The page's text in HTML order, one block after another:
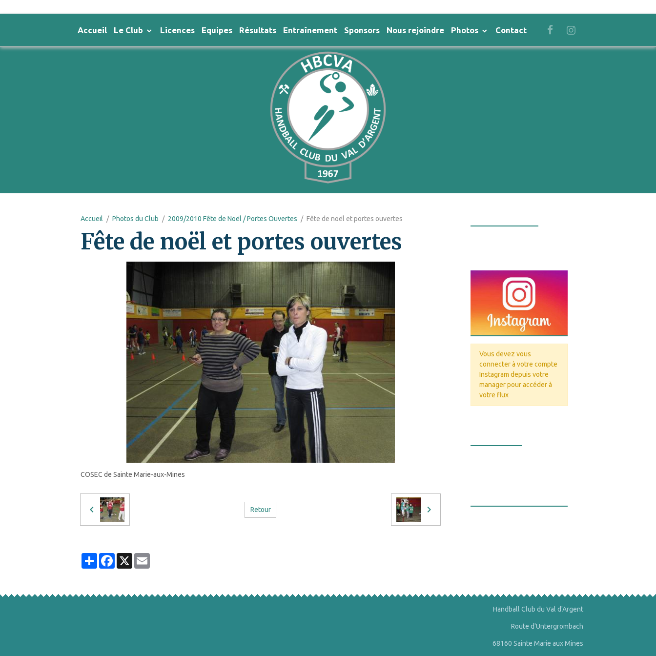
Accueil Le Club Licences Equipes Résultats Entraînement Sponsors Nous rejoindre Photos Contact
Accueil Photos du Club 2009/2010 Fête de Noël / Portes Ouvertes Fête de noël et portes ouvertes
Fête de noël et portes ouvertes
COSEC de Sainte Marie-aux-Mines
Retour
PartagerFacebook
X
Vous devez vous
connecter à votre compte
Instagram depuis votre
manager pour accéder à
votre flux
Handball Club du Val d'Argent
Route d'Untergrombach
68160 Sainte Marie aux Mines